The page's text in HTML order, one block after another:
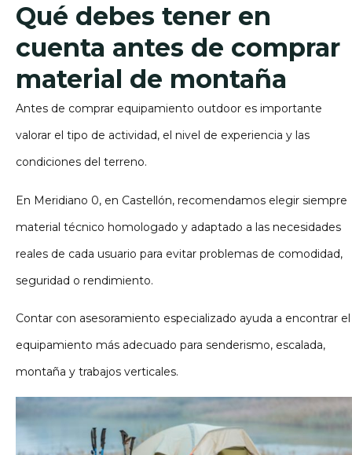
Qué debes tener en
cuenta antes de comprar
material de montaña
Antes de comprar equipamiento outdoor es importante
valorar el tipo de actividad, el nivel de experiencia y las
condiciones del terreno.
En Meridiano 0, en Castellón, recomendamos elegir siempre
material técnico homologado y adaptado a las necesidades
reales de cada usuario para evitar problemas de comodidad,
seguridad o rendimiento.
Contar con asesoramiento especializado ayuda a encontrar el
equipamiento más adecuado para senderismo, escalada,
montaña y trabajos verticales.